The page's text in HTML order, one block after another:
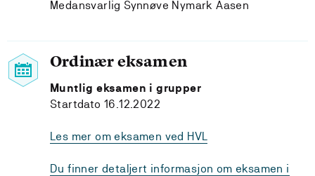
Medansvarlig Synnøve Nymark Aasen
Ordinær eksamen
Muntlig eksamen i grupper
Startdato 16.12.2022
Les mer om eksamen ved HVL
Du finner detaljert informasjon om eksamen i